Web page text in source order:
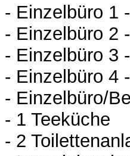
- Einzelbüro 1
- Einzelbüro 2
- Einzelbüro 3
- Einzelbüro 4
- Einzelbüro/
- 1 Teeküche
- 2